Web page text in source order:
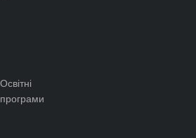
Освітні
програми